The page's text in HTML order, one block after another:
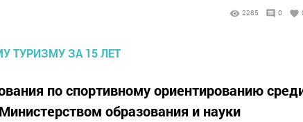
2285 0
по спортивному ориентированию
образования и науки